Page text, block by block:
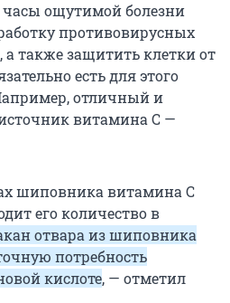
ощутимой болезни
противовирусных
а также защитить клетки от
есть для этого
отличный и
витамина С —
шиповника витамина С
его количество в
отвара из шиповника
потребность
кислоте, — отметил